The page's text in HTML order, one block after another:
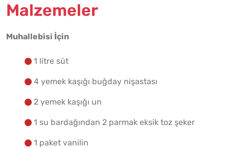
Malzemeler
Muhallebisi İçin
1 litre süt
4 yemek kaşığı buğday nişastası
2 yemek kaşığı un
1 su bardağından 2 parmak eksik toz şeker
1 paket vanilin